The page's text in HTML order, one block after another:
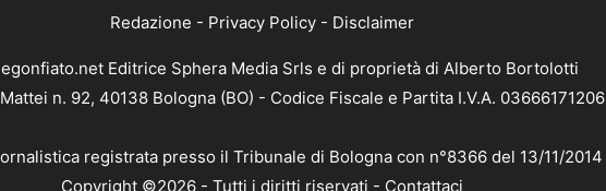
Redazione - Privacy Policy- Disclaimer
Editrice Sphera Media Srls e di proprietà di Alberto Bortolotti
n. 92, 40138 Bologna (BO) - Codice Fiscale e Partita I.V.A. 03666171206
registrata presso il Tribunale di Bologna con n°8366 del 13/11/2014
Copyright ©2026 - Tutti i diritti riservati - Contattaci